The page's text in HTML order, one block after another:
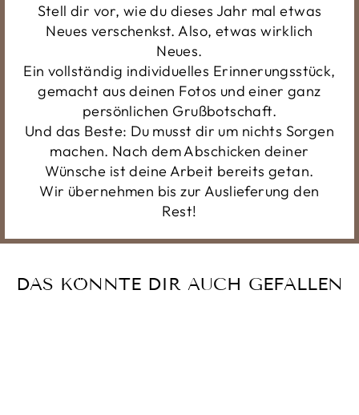
Stell dir vor, wie du dieses Jahr mal etwas
Neues verschenkst. Also, etwas wirklich
Neues.
Ein vollständig individuelles Erinnerungsstück,
gemacht aus deinen Fotos und einer ganz
persönlichen Grußbotschaft.
Und das Beste: Du musst dir um nichts Sorgen
machen. Nach dem Abschicken deiner
Wünsche ist deine Arbeit bereits getan.
Wir übernehmen bis zur Auslieferung den
Rest!
DAS KÖNNTE DIR AUCH GEFALLEN